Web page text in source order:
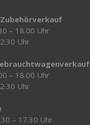
– 18.00 Uhr
Uhr
– 18.00 Uhr
Uhr
– 17.30 Uhr